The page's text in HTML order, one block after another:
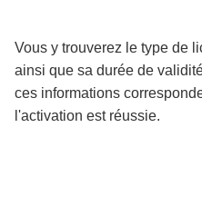
Vous y trouverez le type de
ainsi que sa durée de
ces informations
l'activation est réussie.